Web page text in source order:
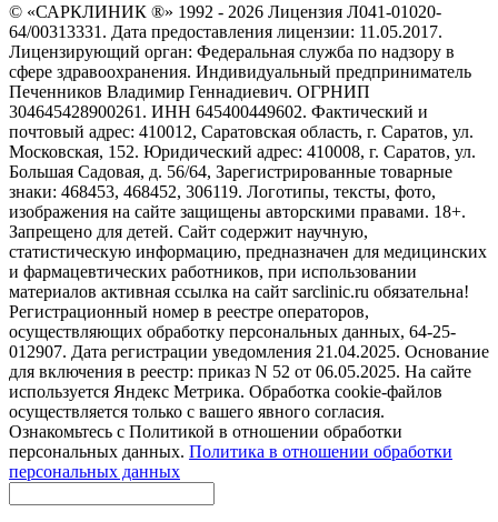
© «САРКЛИНИК ®» 1992 - 2026 Лицензия Л041-01020-
64/00313331. Дата предоставления лицензии: 11.05.2017.
Лицензирующий орган: Федеральная служба по надзору в
сфере здравоохранения. Индивидуальный предприниматель
Печенников Владимир Геннадиевич. ОГРНИП
304645428900261. ИНН 645400449602. Фактический и
почтовый адрес: 410012, Саратовская область, г. Саратов, ул.
Московская, 152. Юридический адрес: 410008, г. Саратов, ул.
Большая Садовая, д. 56/64, Зарегистрированные товарные
знаки: 468453, 468452, 306119. Логотипы, тексты, фото,
изображения на сайте защищены авторскими правами. 18+.
Запрещено для детей. Сайт содержит научную,
статистическую информацию, предназначен для медицинских
и фармацевтических работников, при использовании
материалов активная ссылка на сайт sarclinic.ru обязательна!
Регистрационный номер в реестре операторов,
осуществляющих обработку персональных данных, 64-25-
012907. Дата регистрации уведомления 21.04.2025. Основание
для включения в реестр: приказ N 52 от 06.05.2025. На сайте
используется Яндекс Метрика. Обработка cookie-файлов
осуществляется только с вашего явного согласия.
Ознакомьтесь с Политикой в отношении обработки
персональных данных. Политика в отношении обработки
персональных данных